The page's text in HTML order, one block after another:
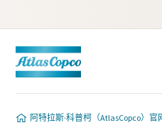
阿特拉斯·科普柯（AtlasCopco）官